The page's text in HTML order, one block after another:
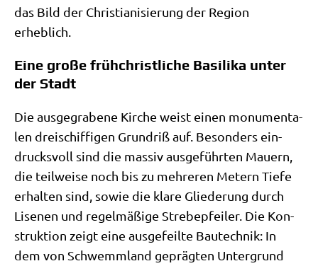
das Bild der Chri­stia­ni­sie­rung der Regi­on
erheblich.
Eine große frühchristliche Basilika unter
der Stadt
Die aus­ge­gra­be­ne Kir­che weist einen monu­men­ta­
len drei­schif­fi­gen Grund­riß auf. Beson­ders ein­
drucks­voll sind die mas­siv aus­ge­führ­ten Mau­ern,
die teil­wei­se noch bis zu meh­re­ren Metern Tie­fe
erhal­ten sind, sowie die kla­re Glie­de­rung durch
Lisen­en und regel­mä­ßi­ge Stre­be­pfei­ler. Die Kon­
struk­ti­on zeigt eine aus­ge­feil­te Bau­tech­nik: In
dem von Schwemm­land gepräg­ten Unter­grund